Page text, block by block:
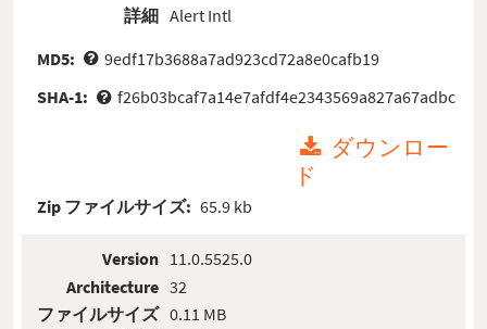
詳細 Alert Intl
MD5:
9edf17b3688a7ad923cd72a8e0cafb19
SHA-1:
f26b03bcaf7a14e7afdf4e2343569a827a67adbc
ダウンロー
ド
Zip ファイルサイズ: 65.9 kb
Version
Architecture
ファイルサイズ
11.0.5525.0
32
0.11 MB